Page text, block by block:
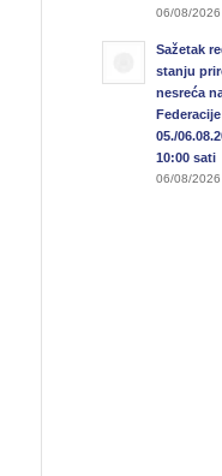
06/08/
Sažetak
stanju
nesreća
05./
10:00 sati
06/08/